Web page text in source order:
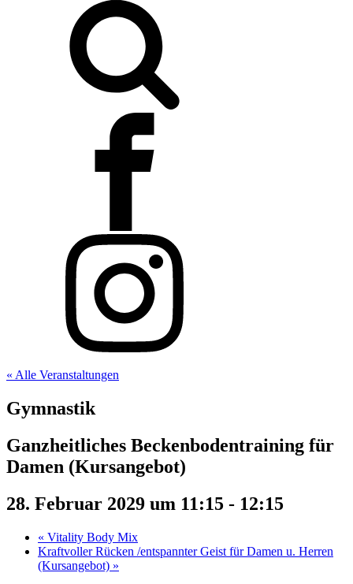
« Alle Veranstaltungen
Gymnastik
Ganzheitliches Beckenbodentraining für
Damen (Kursangebot)
28. Februar 2029 um 11:15 - 12:15
« Vitality Body Mix
Kraftvoller Rücken /entspannter Geist für Damen u. Herren
(Kursangebot) »